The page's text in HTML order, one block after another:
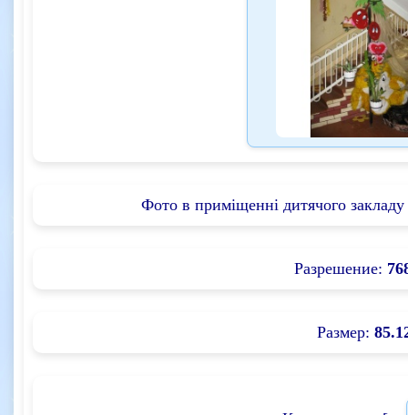
Фото в приміщенні дитячого
Разрешение:
Размер: